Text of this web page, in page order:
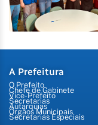
A Prefeitura
O Prefeito
Chefe de Gabinete
Vice-Prefeito
Secretarias
Autarquias
Órgãos Municipais
Secretarias Especiais